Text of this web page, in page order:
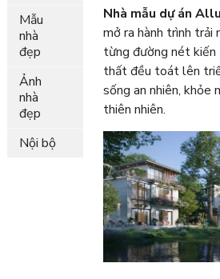
Mẫu
nhà
đẹp
Ảnh
nhà
đẹp
Nội bộ
Nhà mẫu dự án
mở ra hành trình trải
từng đường nét kiến
thất đều toát lên
sống an nhiên, khỏe
thiên nhiên.